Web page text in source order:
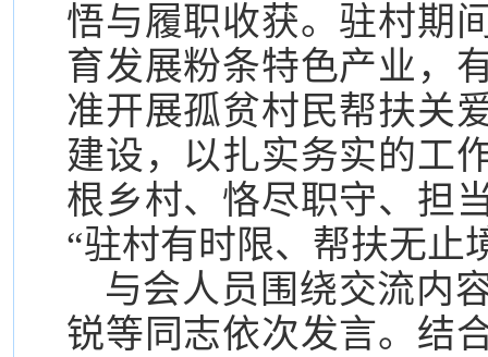
悟与履职收获。驻村期
育发展粉条特色产业，
准开展孤贫村民帮扶关
建设，以扎实务实的工
根乡村、恪尽职守、担
“驻村有时限、帮扶无止
与会人员围绕交流内
锐等同志依次发言。结